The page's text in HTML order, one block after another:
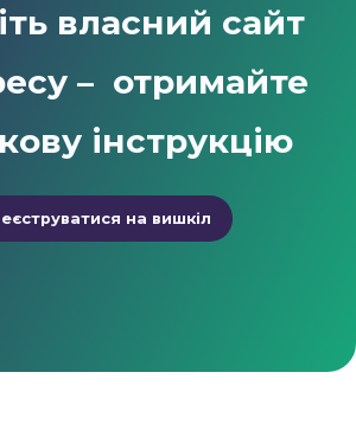
власний сайт
– отримайте
інструкцію
на вишкіл